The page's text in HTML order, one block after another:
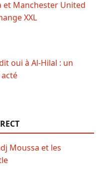
et Manchester United
XXL
oui à Al-Hilal : un
Moussa et les